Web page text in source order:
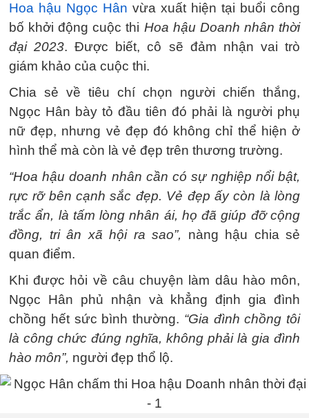
Hoa hậu Ngọc Hân vừa xuất hiện tại buổi công
bố khởi động cuộc thi Hoa hậu Doanh nhân thời
đại 2023. Được biết, cô sẽ đảm nhận vai trò
giám khảo của cuộc thi.
Chia sẻ về tiêu chí chọn người chiến thắng,
Ngọc Hân bày tỏ đầu tiên đó phải là người phụ
nữ đẹp, nhưng vẻ đẹp đó không chỉ thể hiện ở
hình thể mà còn là vẻ đẹp trên thương trường.
“Hoa hậu doanh nhân cần có sự nghiệp nổi bật,
rực rỡ bên cạnh sắc đẹp. Vẻ đẹp ấy còn là lòng
trắc ẩn, là tấm lòng nhân ái, họ đã giúp đỡ cộng
đồng, tri ân xã hội ra sao”, nàng hậu chia sẻ
quan điểm.
Khi được hỏi về câu chuyện làm dâu hào môn,
Ngọc Hân phủ nhận và khẳng định gia đình
chồng hết sức bình thường. “Gia đình chồng tôi
là công chức đúng nghĩa, không phải là gia đình
hào môn”, người đẹp thổ lộ.